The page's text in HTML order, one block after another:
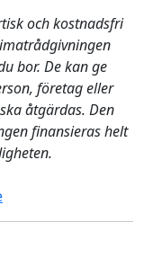
och kostnadsfri
bor. De kan ge
företag eller
åtgärdas. Den
finansieras helt